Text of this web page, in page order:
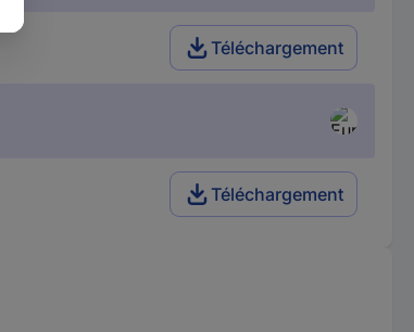
Téléchargement
Téléchargement